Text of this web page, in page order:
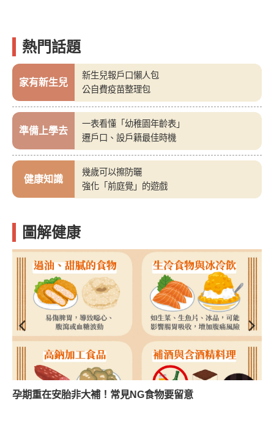
熱門話題
家有新生兒
新生兒報戶口懶人包
公自費疫苗整理包
準備上學去
一表看懂「幼稚園年齡表」
遷戶口、設戶籍最佳時機
健康知識
幾歲可以擦防曬
強化「前庭覺」的遊戲
圖解健康
孕期重在安胎非大補！常見NG食物要留意